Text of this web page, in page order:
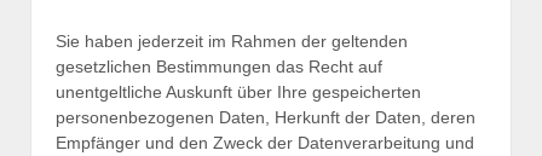
Sie haben jederzeit im Rahmen der geltenden
gesetzlichen Bestimmungen das Recht auf
unentgeltliche Auskunft über Ihre gespeicherten
personenbezogenen Daten, Herkunft der Daten, deren
Empfänger und den Zweck der Datenverarbeitung und